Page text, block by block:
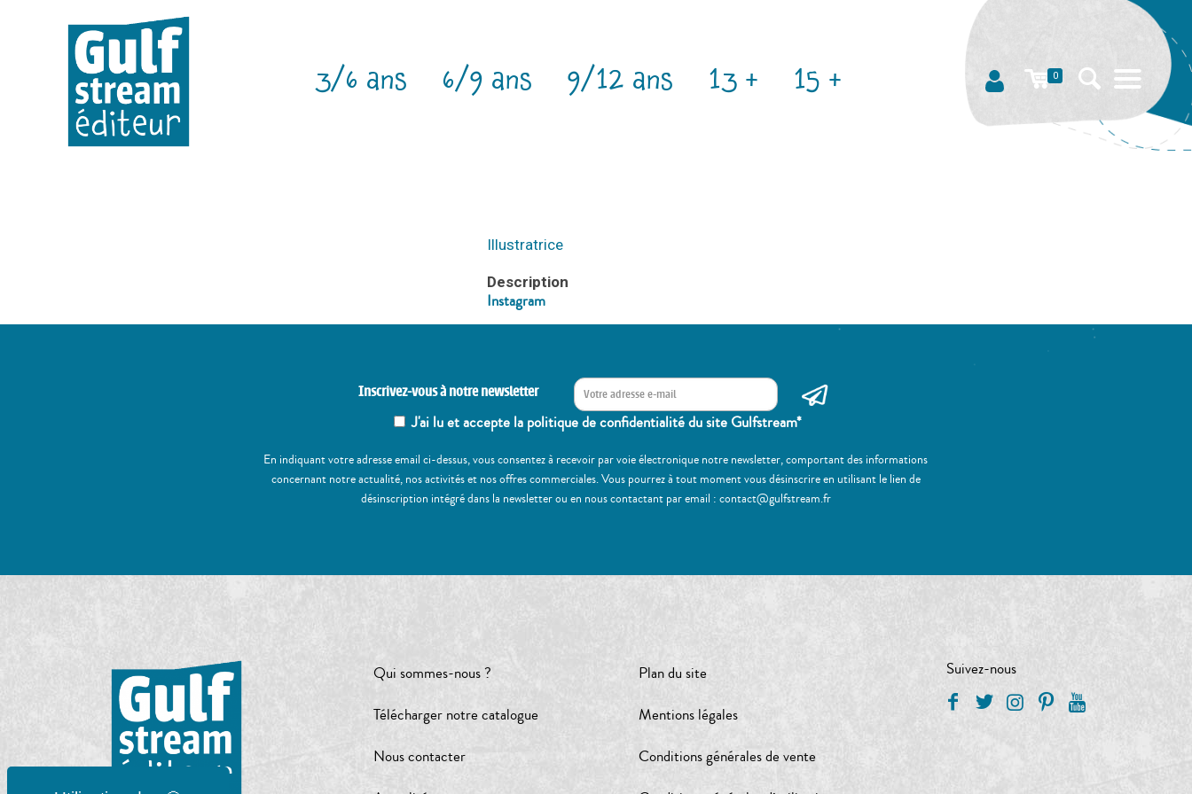
3/6 ans 6/9 ans 9/12 ans 13 + 15 + 0
Illustratrice
Description
Instagram
Inscrivez-vous à notre newsletter
J'ai lu et accepte la politique de confidentialité du site Gulfstream*
En indiquant votre adresse email ci-dessus, vous consentez à recevoir par voie électronique notre newsletter, comportant des informations
concernant notre actualité, nos activités et nos offres commerciales. Vous pourrez à tout moment vous désinscrire en utilisant le lien de
désinscription intégré dans la newsletter ou en nous contactant par email : contact@gulfstream.fr
Qui sommes-nous ?
Télécharger notre catalogue
Nous contacter
Plan du site
Mentions légales
Conditions générales de vente
Suivez-nous